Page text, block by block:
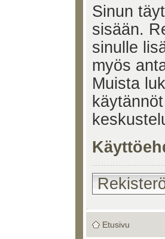
Sinun
sisään.
sinulle
myös
Muista
Etusivu